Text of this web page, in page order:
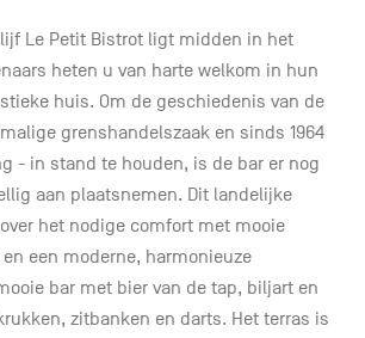
Le Petit Bistrot ligt midden in het
heten u van harte welkom in hun
huis. Om de geschiedenis van de
grenshandelszaak en sinds 1964
- in stand te houden, is de bar er nog
aan plaatsnemen. Dit landelijke
het nodige comfort met mooie
een moderne, harmonieuze
bar met bier van de tap, biljart en
zitbanken en darts. Het terras is